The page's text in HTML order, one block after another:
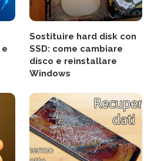
Sostituire hard disk con
SSD: come cambiare
disco e reinstallare
Windows